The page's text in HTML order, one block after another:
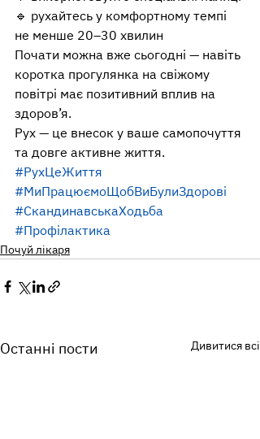
🔹 рухайтесь у комфортному темпі
не менше 20–30 хвилин
Почати можна вже сьогодні — навіть
коротка прогулянка на свіжому
повітрі має позитивний вплив на
здоров’я.
Рух — це внесок у ваше самопочуття
та довге активне життя.
#РухЦеЖиття
#МиПрацюємоЩобВиБулиЗдорові
#СкандинавськаХодьба
#Профілактика
Почуй лікаря
Останні пости Дивитися всі